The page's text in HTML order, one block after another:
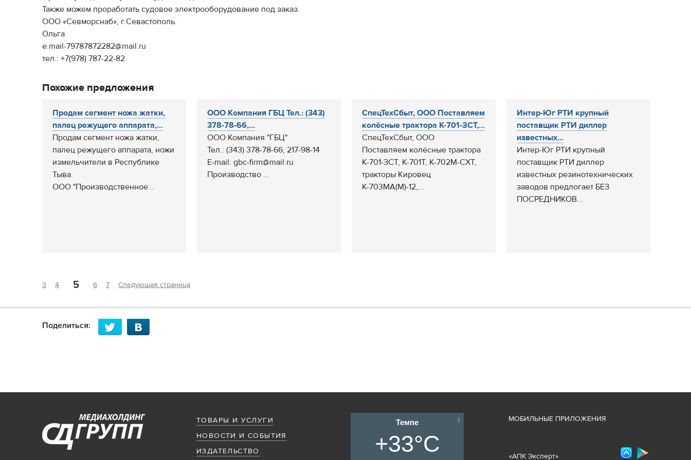
Также можем проработать судовое электрооборудование под заказ.
ООО «Севморснаб», г.Севастополь.
Ольга
e.mail-79787872282@mail.ru
тел.: +7(978) 787-22-82
Похожие предложения
Продам сегмент ножа жатки,
палец режущего аппарата,...
Продам сегмент ножа жатки,
палец режущего аппарата, ножи
измельчители в Республике
Тыва.
ООО "Производственное...
ООО Компания ГБЦ Тел.: (343)
378-78-66,...
ООО Компания "ГБЦ"
Тел.: (343) 378-78-66, 217-98-14
E-mail: gbc-firm@mail.ru
Производство ...
СпецТехСбыт, ООО Поставляем
колёсные трактора К-701-ЗСТ,...
СпецТехСбыт, ООО
Поставляем колёсные трактора
К-701-ЗСТ, К-701Т, К-702М-СХТ,
тракторы Кировец
К-703МА(М)-12,...
Интер-Юг РТИ крупный
поставщик РТИ диллер
известных...
Интер-Юг РТИ крупный
поставщик РТИ диллер
известных резинотехнических
заводов предлогает БЕЗ
ПОСРЕДНИКОВ...
3 4 5 6 7 Следующая страница
Поделиться:
ТОВАРЫ И УСЛУГИ
НОВОСТИ И СОБЫТИЯ
ИЗДАТЕЛЬСТВО
Темпе
+33°C
МОБИЛЬНЫЕ ПРИЛОЖЕНИЯ
«АПК Эксперт»